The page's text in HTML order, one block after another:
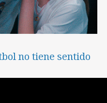
no tiene sentido